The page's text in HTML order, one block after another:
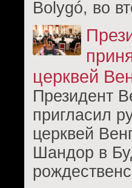
Bolygó, во
церквей
Президент
пригласил
церквей
Шандор в